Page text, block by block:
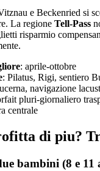
e Beckenried si
La regione Tell-Pass
risparmio
: aprile-ottobre
: Pilatus, Rigi, sentiero
navigazione
pluri-giornaliero
centrale
di piu?
bambini (8 e 11